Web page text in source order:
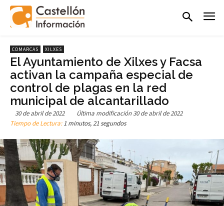
COMARCAS XILXES
El Ayuntamiento de Xilxes y Facsa
activan la campaña especial de
control de plagas en la red
municipal de alcantarillado
30 de abril de 2022 Última modificación 30 de abril de 2022
Tiempo de Lectura:1 minutos, 21 segundos